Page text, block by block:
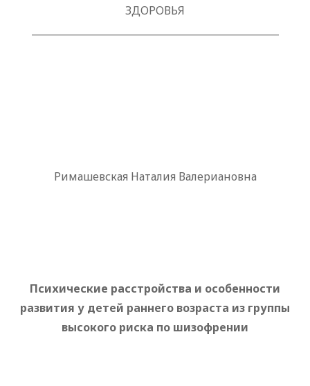
ЗДОРОВЬЯ
Римашевская Наталия Валериановна
Психические расстройства и особенности
развития у детей раннего возраста из группы
высокого риска по шизофрении